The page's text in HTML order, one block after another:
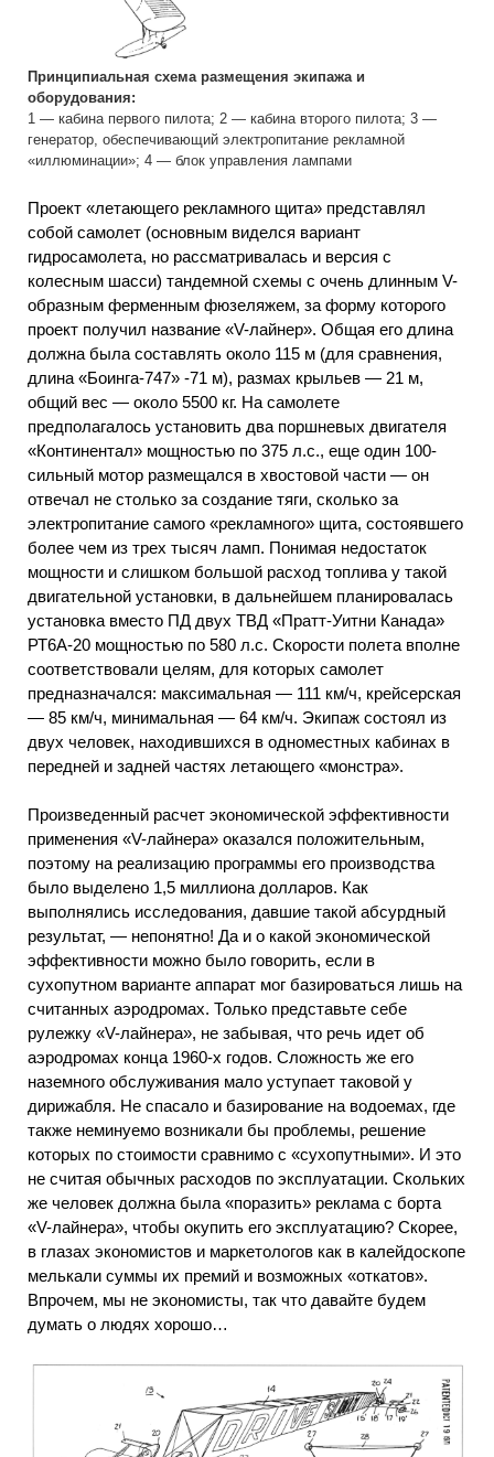
Принципиальная схема размещения экипажа и
оборудования:
1 — кабина первого пилота; 2 — кабина второго пилота; 3 —
генератор, обеспечивающий электропитание рекламной
«иллюминации»; 4 — блок управления лампами
Проект «летающего рекламного щита» представлял
собой самолет (основным виделся вариант
гидросамолета, но рассматривалась и версия с
колесным шасси) тандемной схемы с очень длинным V-
образным ферменным фюзеляжем, за форму которого
проект получил название «V-лайнер». Общая его длина
должна была составлять около 115 м (для сравнения,
длина «Боинга-747» -71 м), размах крыльев — 21 м,
общий вес — около 5500 кг. На самолете
предполагалось установить два поршневых двигателя
«Континентал» мощностью по 375 л.с., еще один 100-
сильный мотор размещался в хвостовой части — он
отвечал не столько за создание тяги, сколько за
электропитание самого «рекламного» щита, состоявшего
более чем из трех тысяч ламп. Понимая недостаток
мощности и слишком большой расход топлива у такой
двигательной установки, в дальнейшем планировалась
установка вместо ПД двух ТВД «Пратт-Уитни Канада»
РТ6А-20 мощностью по 580 л.с. Скорости полета вполне
соответствовали целям, для которых самолет
предназначался: максимальная — 111 км/ч, крейсерская
— 85 км/ч, минимальная — 64 км/ч. Экипаж состоял из
двух человек, находившихся в одноместных кабинах в
передней и задней частях летающего «монстра».
Произведенный расчет экономической эффективности
применения «V-лайнера» оказался положительным,
поэтому на реализацию программы его производства
было выделено 1,5 миллиона долларов. Как
выполнялись исследования, давшие такой абсурдный
результат, — непонятно! Да и о какой экономической
эффективности можно было говорить, если в
сухопутном варианте аппарат мог базироваться лишь на
считанных аэродромах. Только представьте себе
рулежку «V-лайнера», не забывая, что речь идет об
аэродромах конца 1960-х годов. Сложность же его
наземного обслуживания мало уступает таковой у
дирижабля. Не спасало и базирование на водоемах, где
также неминуемо возникали бы проблемы, решение
которых по стоимости сравнимо с «сухопутными». И это
не считая обычных расходов по эксплуатации. Скольких
же человек должна была «поразить» реклама с борта
«V-лайнера», чтобы окупить его эксплуатацию? Скорее,
в глазах экономистов и маркетологов как в калейдоскопе
мелькали суммы их премий и возможных «откатов».
Впрочем, мы не экономисты, так что давайте будем
думать о людях хорошо…